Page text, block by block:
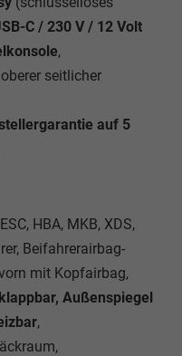
C / 230 V / 12 Volt
,
seitlicher
auf 5
HBA, MKB, XDS,
Beifahrerairbag-
mit Kopfairbag,
Außenspiegel
,